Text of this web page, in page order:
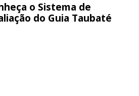
o Sistema de
do Guia Taubaté